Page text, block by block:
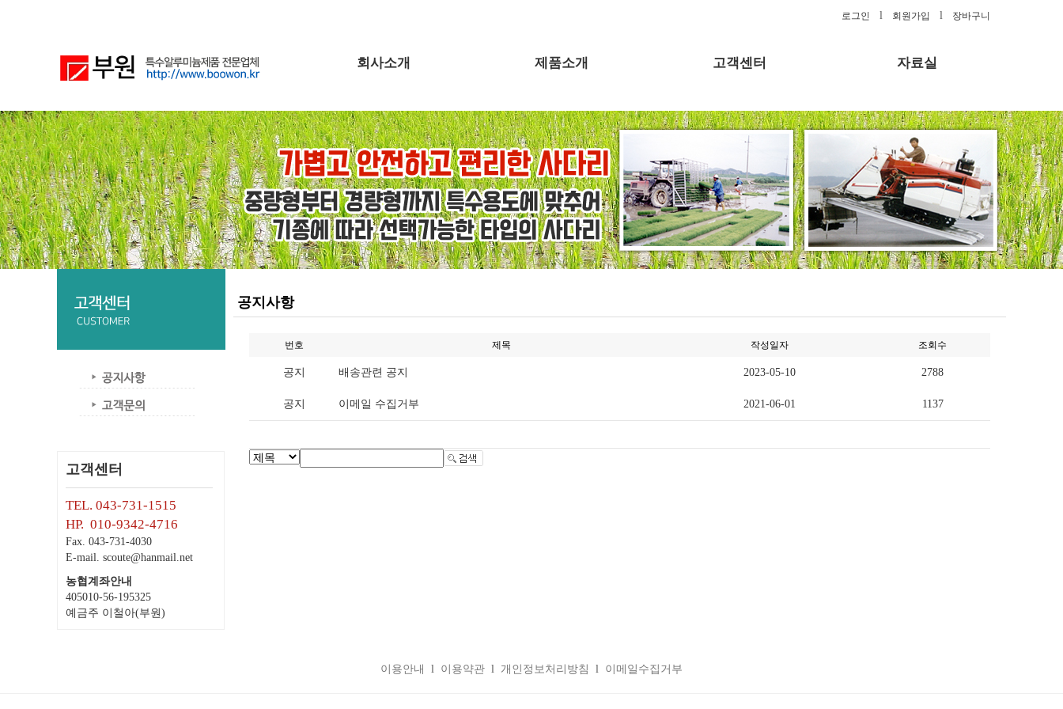
로그인 l 회원가입 l 장바구니
회사소개 제품소개 고객센터 자료실
고객센터
TEL. 043-731-1515
HP. 010-9342-4716
Fax. 043-731-4030
E-mail. scoute@hanmail.net
농협계좌안내
405010-56-195325
예금주 이철아(부원)
공지사항
번호 제목 작성일자 조회수
공지 배송관련 공지 2023-05-10 2788
공지 이메일 수집거부 2021-06-01 1137
이용안내 l 이용약관 l 개인정보처리방침 l 이메일수집거부